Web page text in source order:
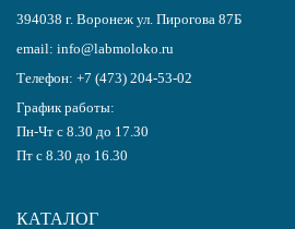
394038 г. Воронеж ул. Пирогова 87Б
email: info@labmoloko.ru
Телефон: +7 (473) 204-53-02
График работы:
Пн-Чт с 8.30 до 17.30
Пт с 8.30 до 16.30
КАТАЛОГ